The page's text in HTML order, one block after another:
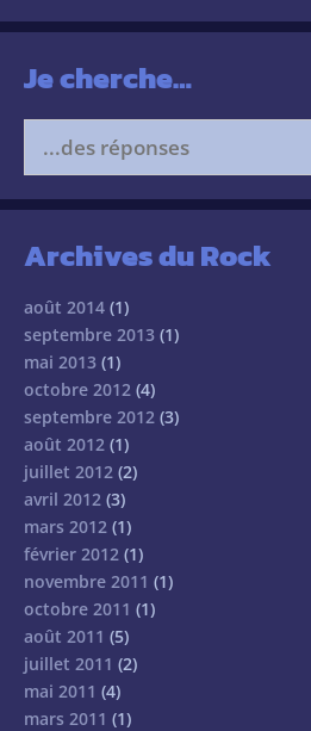
Je cherche…
Search
for:
Archives du Rock
août 2014 (1)
septembre 2013 (1)
mai 2013 (1)
octobre 2012 (4)
septembre 2012 (3)
août 2012 (1)
juillet 2012 (2)
avril 2012 (3)
mars 2012 (1)
février 2012 (1)
novembre 2011 (1)
octobre 2011 (1)
août 2011 (5)
juillet 2011 (2)
mai 2011 (4)
mars 2011 (1)